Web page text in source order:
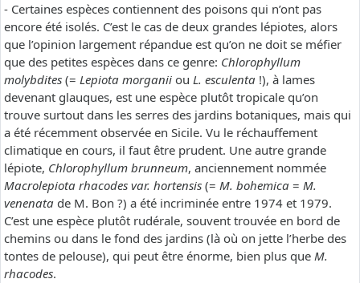
- Certaines espèces contiennent des poisons qui n’ont pas
encore été isolés. C’est le cas de deux grandes lépiotes, alors
que l’opinion largement répandue est qu’on ne doit se méfier
que des petites espèces dans ce genre: Chlorophyllum
molybdites (= Lepiota morganii ou L. esculenta !), à lames
devenant glauques, est une espèce plutôt tropicale qu’on
trouve surtout dans les serres des jardins botaniques, mais qui
a été récemment observée en Sicile. Vu le réchauffement
climatique en cours, il faut être prudent. Une autre grande
lépiote, Chlorophyllum brunneum, anciennement nommée
Macrolepiota rhacodes var. hortensis (= M. bohemica = M.
venenata de M. Bon ?) a été incriminée entre 1974 et 1979.
C’est une espèce plutôt rudérale, souvent trouvée en bord de
chemins ou dans le fond des jardins (là où on jette l’herbe des
tontes de pelouse), qui peut être énorme, bien plus que M.
rhacodes.